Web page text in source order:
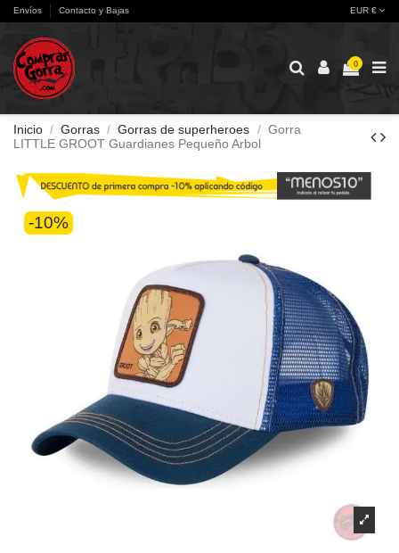
Envíos Contacto y Bajas EUR €
0
Inicio Gorras Gorras de superheroes
Gorra
LITTLE GROOT Guardianes Pequeño Arbol
-10%